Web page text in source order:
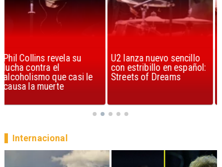
U2 lanza nuevo sencillo
con estribillo en español:
Streets of Dreams
“Africa” de Toto es
considerada la mejor
canción, según la ciencia
Internacional